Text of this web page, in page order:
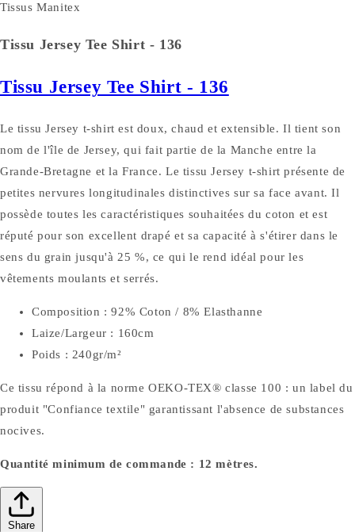
Tissus Manitex
Tissu Jersey Tee Shirt - 136
Tissu Jersey Tee Shirt - 136
Le tissu Jersey t-shirt est doux, chaud et extensible. Il tient son
nom de l'île de Jersey, qui fait partie de la Manche entre la
Grande-Bretagne et la France. Le tissu Jersey t-shirt présente de
petites nervures longitudinales distinctives sur sa face avant. Il
possède toutes les caractéristiques souhaitées du coton et est
réputé pour son excellent drapé et sa capacité à s'étirer dans le
sens du grain jusqu'à 25 %, ce qui le rend idéal pour les
vêtements moulants et serrés.
Composition : 92% Coton / 8% Elasthanne
Laize/Largeur : 160cm
Poids : 240gr/m²
Ce tissu répond à la norme OEKO-TEX® classe 100 : un label du
produit "Confiance textile" garantissant l'absence de substances
nocives.
Quantité minimum de commande : 12 mètres.
Share